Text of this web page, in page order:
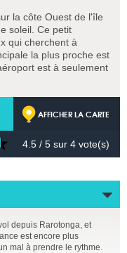
la côte Ouest de l'île
soleil. Ce petit
qui cherchent à
la plus proche est
est à seulement
AFFICHER LA CARTE
4.5 / 5 sur 4 vote(s)
depuis Rarotonga, et
est encore plus
mal à prendre le rythme.